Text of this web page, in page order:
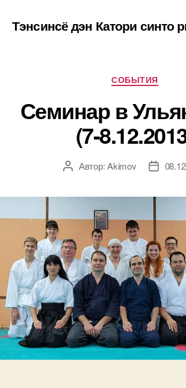
Тэнсинсё дэн Катори синто
Рубрики
СОБЫТИЯ
Семинар в
(7-
АвторАвтор:Akimov
Дата